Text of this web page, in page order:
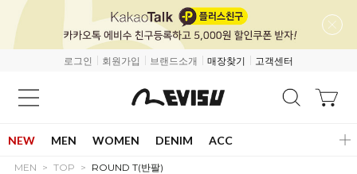
로그인 회원가입 브랜드소개 매장찾기 고객센터
NEW MEN WOMEN DENIM ACC
MEN TOP ROUND T(반팔)